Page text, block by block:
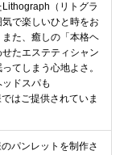
（リトグラ
で楽しいひと時をお
た、癒しの「本格ヘ
たエステティシャン
てしまう心地よさ。
ドスパも
はご提供されていま
パンレットを制作さ